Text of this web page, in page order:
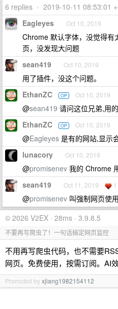
6 replies • 2019-10-11 08:53:01
Eagleyes Oct 10, 2019
Chrome 默认字体，没觉得有
页，没发现大问题
sean419 Oct 10, 2019
用了插件，没这个问题。
EthanZC OP Oct 10, 2019
@sean419 请问这位兄弟,用
EthanZC OP Oct 10, 2019
@Eagleyes 是有的网站,显示
lunacory Oct 10, 2019
@promisenev 我的 Chrome
sean419 Oct 11, 2019 1
@promisenev 叫强制网页使
© 2026 V2EX · 28ms · 3.9.8.5
不要再写爬虫了！一句话搞定网页监控
不用再写爬虫代码，也不需要
网页。免费使用，按需订阅。AI
Promoted byxjiang1982154112